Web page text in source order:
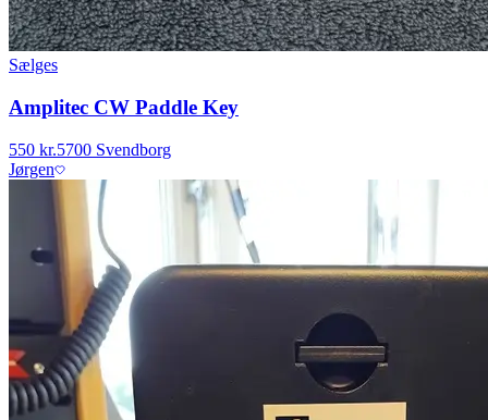
Sælges
Amplitec CW Paddle Key
550 kr.5700 Svendborg
Jørgen